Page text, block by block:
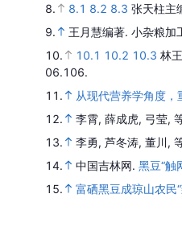
8.
8.1 8.2 8.3 张天柱主
9.
王月慧编著. 小杂粮加
10.
10.1 10.2 10.3 林
06.106.
11.
从现代营养学角度
12.
李霄, 薛成虎, 弓莹,
13.
李勇, 芦冬涛, 董川,
14.
中国吉林网. 黑豆“触
15.
富硒黑豆成琼山农民